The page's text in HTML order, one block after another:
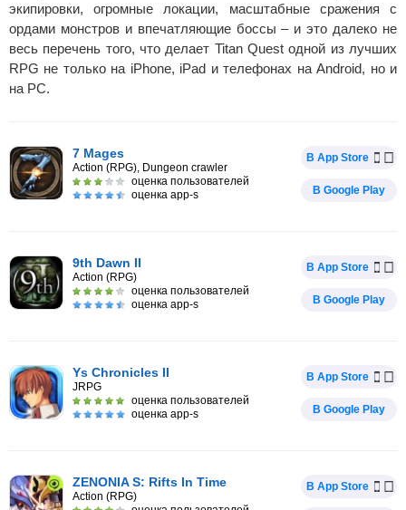
экипировки, огромные локации, масштабные сражения с
ордами монстров и впечатляющие боссы – и это далеко не
весь перечень того, что делает Titan Quest одной из лучших
RPG не только на iPhone, iPad и телефонах на Android, но и
на PC.
7 Mages
Action (RPG), Dungeon crawler
оценка пользователей
оценка app-s
В App Store
В Google Play
9th Dawn II
Action (RPG)
оценка пользователей
оценка app-s
В App Store
В Google Play
Ys Chronicles II
JRPG
оценка пользователей
оценка app-s
В App Store
В Google Play
ZENONIA S: Rifts In Time
Action (RPG)
В App Store